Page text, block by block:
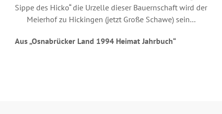
Sippe des Hicko“ die Urzelle dieser Bauernschaft wird der
Meierhof zu Hickingen (jetzt Große Schawe) sein…
Aus „Osnabrücker Land 1994 Heimat Jahrbuch“